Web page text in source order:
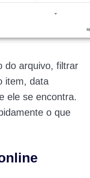
do arquivo, filtrar
item, data
ele se encontra.
o que